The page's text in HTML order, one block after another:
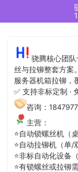
骁腾核心团
丝与拉铆整套方案
服务器机箱拉铆，
✅ 支持非标定制 ·
咨询：
主营：
⭐自动锁螺丝机（
⭐自动拉铆机（单/
⭐非标自动化设备
⭐有锁螺丝或拉铆